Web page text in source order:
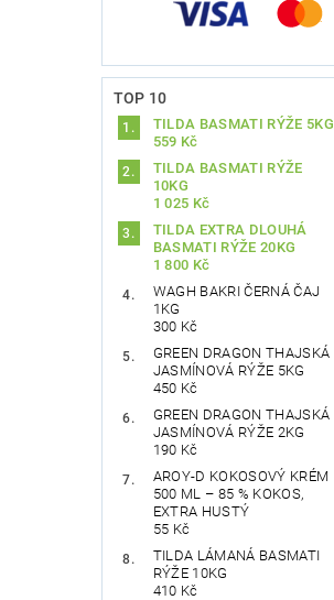
TOP 10
TILDA BASMATI RÝŽE 5KG
559 Kč
TILDA BASMATI RÝŽE
10KG
1 025 Kč
TILDA EXTRA DLOUHÁ
BASMATI RÝŽE 20KG
1 800 Kč
WAGH BAKRI ČERNÁ ČAJ
1KG
300 Kč
GREEN DRAGON THAJSKÁ
JASMÍNOVÁ RÝŽE 5KG
450 Kč
GREEN DRAGON THAJSKÁ
JASMÍNOVÁ RÝŽE 2KG
190 Kč
AROY-D KOKOSOVÝ KRÉM
500 ML – 85 % KOKOS,
EXTRA HUSTÝ
55 Kč
TILDA LÁMANÁ BASMATI
RÝŽE 10KG
410 Kč